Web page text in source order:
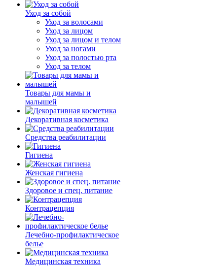
Уход за собой
Уход за волосами
Уход за лицом
Уход за лицом и телом
Уход за ногами
Уход за полостью рта
Уход за телом
Товары для мамы и
малышей
Декоративная косметика
Средства реабилитации
Гигиена
Женская гигиена
Здоровое и спец. питание
Контрацепция
Лечебно-профилактическое
белье
Медицинская техника